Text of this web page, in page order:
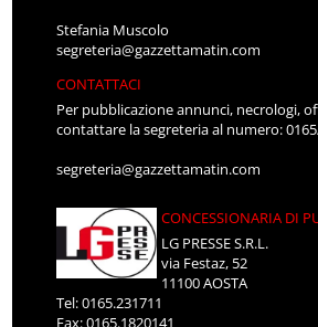
Stefania Muscolo
segreteria@gazzettamatin.com
CONTATTACI
Per pubblicazione annunci, necrologi,
contattare la segreteria al numero:
segreteria@gazzettamatin.com
CONCESSIONARIA DI
LG PRESSE S.R.L.
via Festaz, 52
11100 AOSTA
Tel: 0165.231711